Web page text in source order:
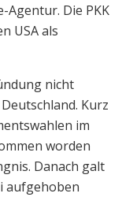
Agentur. Die PKK
USA als
nicht
Kurz
im
worden
Danach galt
aufgehoben